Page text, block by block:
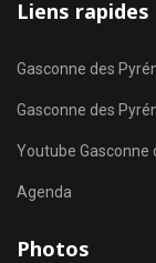
Liens rapides
Gasconne des
Gasconne des
Youtube Gasconne
Agenda
Photos